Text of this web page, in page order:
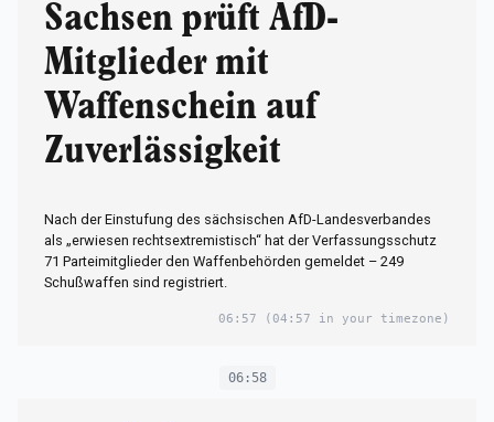
Sachsen prüft AfD-
Mitglieder mit
Waffenschein auf
Zuverlässigkeit
Nach der Einstufung des sächsischen AfD-Landesverbandes
als „erwiesen rechtsextremistisch“ hat der Verfassungsschutz
71 Parteimitglieder den Waffenbehörden gemeldet – 249
Schußwaffen sind registriert.
06:57 (04:57 in your timezone)
06:58